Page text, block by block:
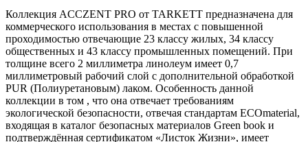
Коллекция ACCZENT PRO от TARKETT предназначена для
коммерческого использования в местах с повышенной
проходимостью отвечающие 23 классу жилых, 34 классу
общественных и 43 классу промышленных помещений. При
толщине всего 2 миллиметра линолеум имеет 0,7
миллиметровый рабочий слой с дополнительной обработкой
PUR (Полиуретановым) лаком. Особенность данной
коллекции в том , что она отвечает требованиям
экологической безопасности, отвечая стандартам ECOmaterial,
входящая в каталог безопасных материалов Green book и
подтверждённая сертификатом «Листок Жизни», имеет